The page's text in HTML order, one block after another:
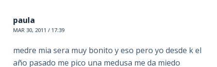
paula
MAR 30, 2011 / 17:39
medre mia sera muy bonito y eso pero yo desde k el
año pasado me pico una medusa me da miedo